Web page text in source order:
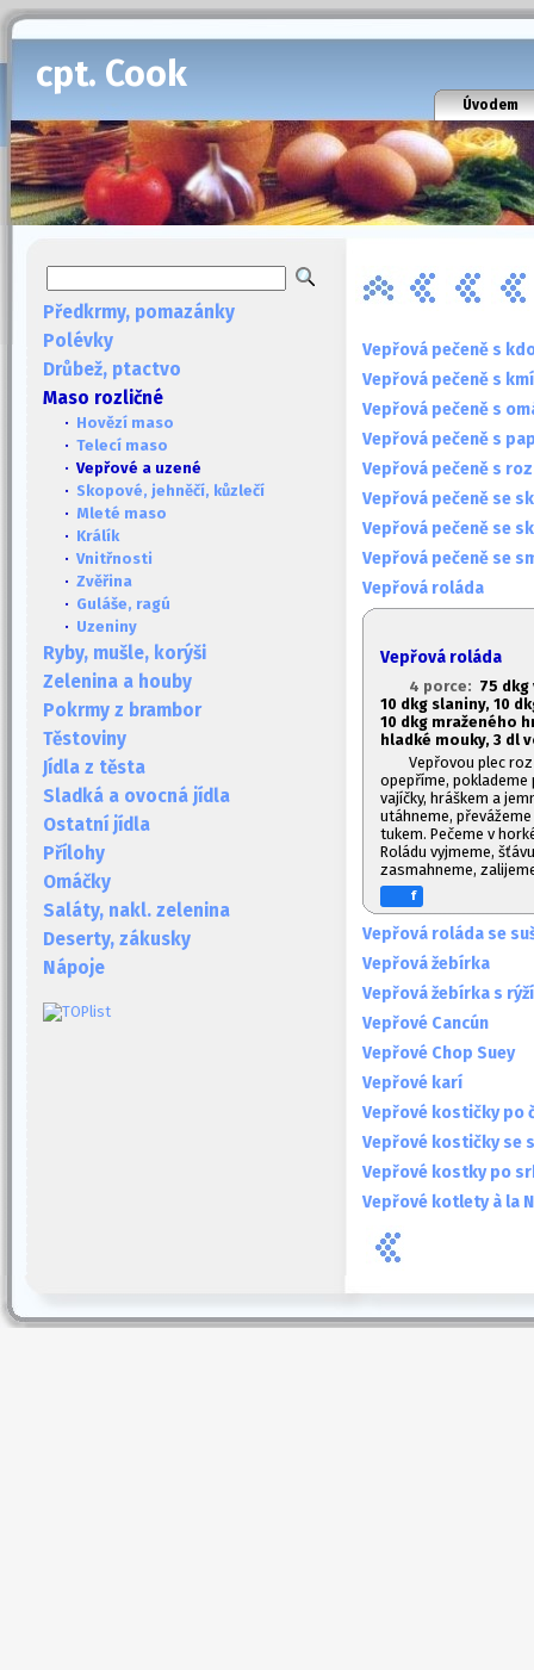
cpt. Cook
Úvodem
Předkrmy, pomazánky
Polévky
Drůbež, ptactvo
Maso rozličné
· Hovězí maso
· Telecí maso
· Vepřové a uzené
· Skopové, jehněčí, kůzlečí
· Mleté maso
· Králík
· Vnitřnosti
· Zvěřina
· Guláše, ragú
· Uzeniny
Ryby, mušle, korýši
Zelenina a houby
Pokrmy z brambor
Těstoviny
Jídla z těsta
Sladká a ovocná jídla
Ostatní jídla
Přílohy
Omáčky
Saláty, nakl. zelenina
Deserty, zákusky
Nápoje
Vepřová pečeně s
Vepřová pečeně s
Vepřová pečeně s
Vepřová pečeně s
Vepřová pečeně s
Vepřová pečeně se
Vepřová pečeně se
Vepřová pečeně se
Vepřová roláda
Vepřová roláda
4 porce: 75 dkg
10 dkg slaniny, 10
10 dkg mraženého
hladké mouky, 3 dl
Vepřovou plec
opepříme, poklademe
vajíčky, hráškem a
utáhneme,
tukem. Pečeme v
Roládu vyjmeme,
zasmahneme,
f
Vepřová roláda se
Vepřová žebírka
Vepřová žebírka s
Vepřové Cancún
Vepřové Chop Suey
Vepřové karí
Vepřové kostičky po
Vepřové kostičky se
Vepřové kostky po
Vepřové kotlety à la